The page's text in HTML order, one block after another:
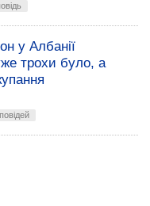
у Албанії
трохи було, а